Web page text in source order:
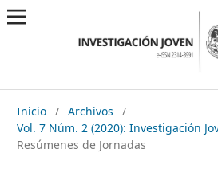
Inicio / Archivos
/
Vol. 7 Núm. 2 (2020): Investigación
Resúmenes de Jornadas